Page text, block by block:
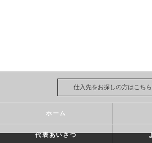
仕入先をお探しの方はこちら
ホーム
代表あいさつ